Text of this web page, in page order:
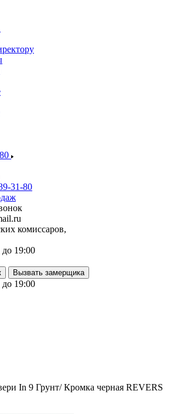
31-80
комиссаров,
19:00
Вызвать замерщика
19:00
In 9 Грунт/ Кромка черная REVERS